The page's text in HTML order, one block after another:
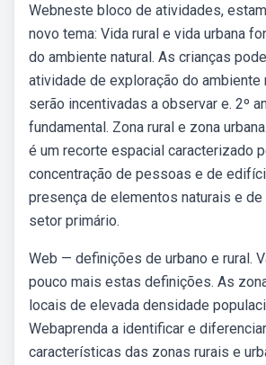
Webneste bloco de atividades,
novo tema: Vida rural e vida urbana
do ambiente natural. As crianças
atividade de exploração do ambiente
serão incentivadas a observar e. 2º
fundamental. Zona rural e zona
é um recorte espacial caracterizado
concentração de pessoas e de
presença de elementos naturais e
setor primário.
Web — definições de urbano e rural.
pouco mais estas definições. As
locais de elevada densidade
Webaprenda a identificar e
características das zonas rurais e